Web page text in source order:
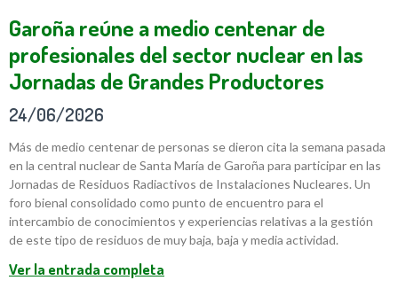
Garoña reúne a medio centenar de
profesionales del sector nuclear en las
Jornadas de Grandes Productores
24/06/2026
Más de medio centenar de personas se dieron cita la semana pasada
en la central nuclear de Santa María de Garoña para participar en las
Jornadas de Residuos Radiactivos de Instalaciones Nucleares. Un
foro bienal consolidado como punto de encuentro para el
intercambio de conocimientos y experiencias relativas a la gestión
de este tipo de residuos de muy baja, baja y media actividad.
Ver la entrada completa